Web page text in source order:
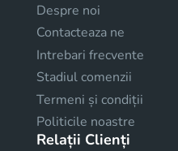
Despre noi
Contacteaza ne
Intrebari frecvente
Stadiul comenzii
Termeni și condiții
Politicile noastre
Relații Clienți